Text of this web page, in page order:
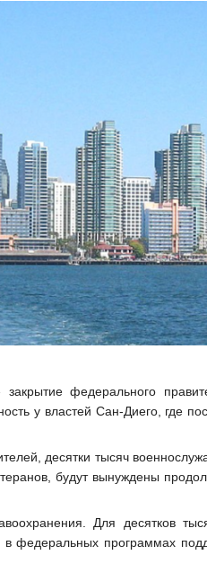
федерального
у властей Сан-Диего, где
десятки тысяч
будут вынуждены
Для десятков
в федеральных программах